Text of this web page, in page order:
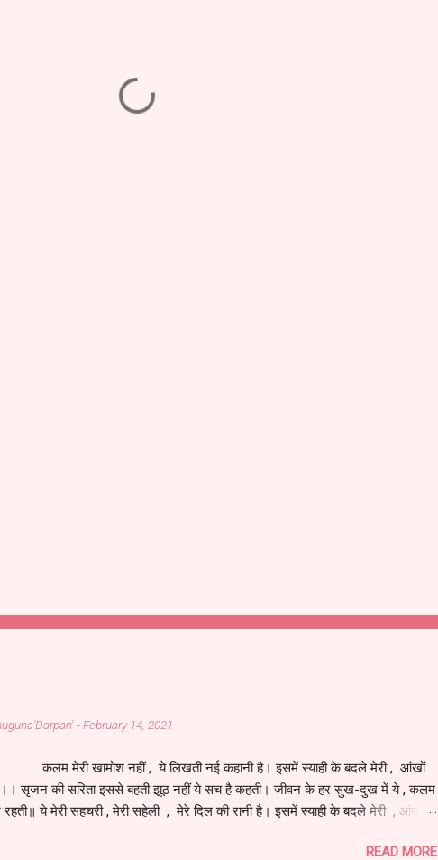
-February 14, 2021
खामोश नहीं , ये लिखती नई कहानी है। इसमें स्याही के बदले मेरी , आंखों
है।। सृजन की सरिता इससे बहती झूठ नहीं ये सच है कहती। जीवन के हर सुख-दुख में ये , कलम
ये मेरी सहचरी , मेरी सहेली , मेरे दिल की रानी है। इसमें स्याही के बदले मेरी , आंखों
बनाया।। मेरे आपके अनुभवों की , ये तस्वीर नूरानी है। इसमें स्याही के बदले मेरी , आंखों वाला
READ MORE